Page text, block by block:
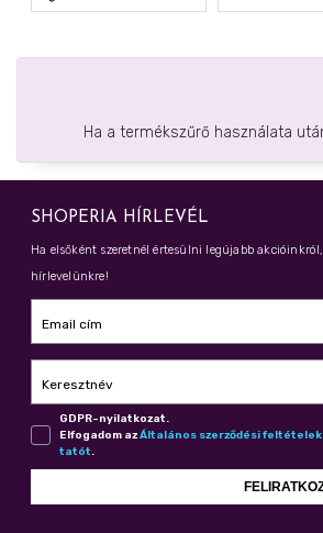
Ha a termékszűrő használata
SHOPERIA HÍRLEVÉL
Ha elsőként szeretnél értesülni legújabb
hírlevelünkre!
Email cím
Keresztnév
GDPR-nyilatkozat.
Elfogadom azÁl­ta­lá­nos szer­ző­dé­si
ta­tót.